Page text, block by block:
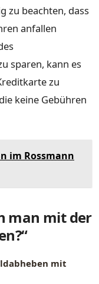
zu beachten, dass
anfallen
sparen, kann es
zu
keine Gebühren
im Rossmann
man mit der
mit